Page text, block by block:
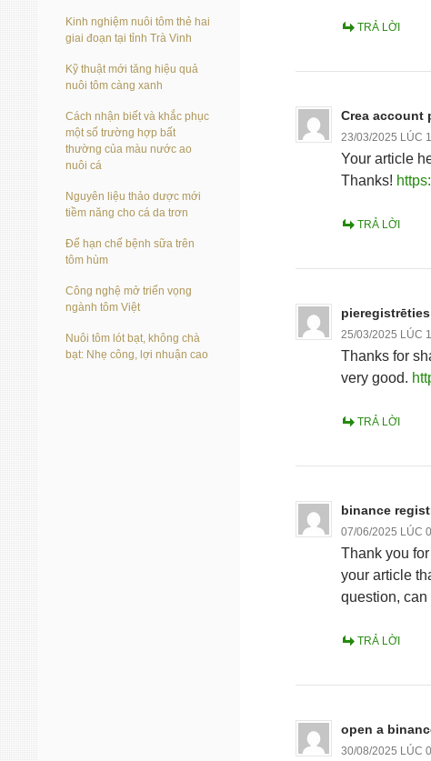
TRẢ LỜI
Crea account
23/03/2025 LÚC
Your article
Thanks!
TRẢ LỜI
25/03/2025 LÚC
Thanks for
very good.
TRẢ LỜI
binance
07/06/2025 LÚC
Thank you
your article
question,
TRẢ LỜI
open a
30/08/2025 LÚC
Kinh nghiệm nuôi tôm thẻ hai
giai đoạn tại tỉnh Trà Vinh
Kỹ thuật mới tăng hiệu quả
nuôi tôm càng xanh
Cách nhận biết và khắc phục
một số trường hợp bất
thường của màu nước ao
nuôi cá
Nguyên liệu thảo dược mới
tiềm năng cho cá da trơn
Để hạn chế bệnh sữa trên
tôm hùm
Công nghệ mở triển vọng
ngành tôm Việt
Nuôi tôm lót bạt, không chà
bạt: Nhẹ công, lợi nhuận cao